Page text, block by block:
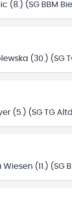
(8.) (SG BBM
(30.) (SG
(5.) (SG TG
(11.) (SG